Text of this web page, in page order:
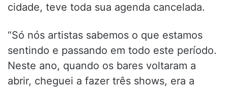
cidade, teve toda sua agenda cancelada.
“Só nós artistas sabemos o que estamos
sentindo e passando em todo este período.
Neste ano, quando os bares voltaram a
abrir, cheguei a fazer três shows, era a